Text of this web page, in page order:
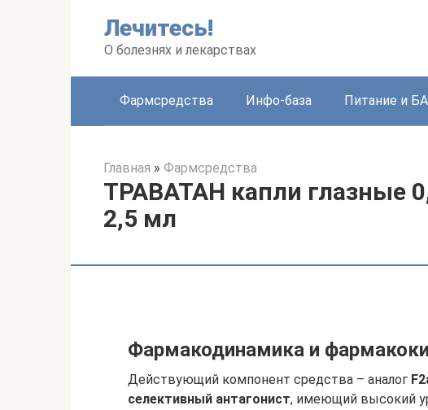
Лечитесь!
О болезнях и лекарствах
Фармсредства Инфо-база Питание и
Главная » Фармсредства
ТРАВАТАН капли глазные
2,5 мл
Фармакодинамика и
Действующий компонент средства – аналог
селективный антагонист, имеющий высокий